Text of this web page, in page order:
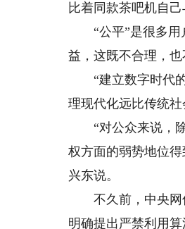
比着同款茶吧机自
“公平”是很多用户
益，这既不合理，也
“建立数字时代的
理现代化远比传统
“对公众来说，除
权方面的弱势地位
兴东说。
不久前，中央网信
明确提出严禁利用